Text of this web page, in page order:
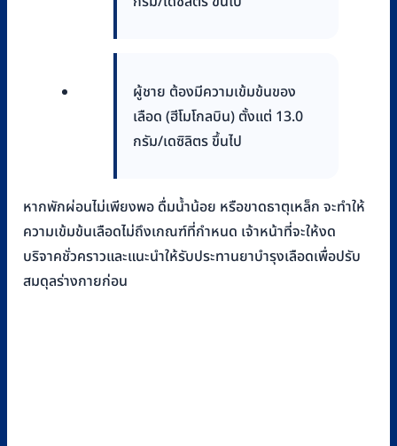
ผู้ชาย ต้องมีความเข้มข้นของ
เลือด (ฮีโมโกลบิน) ตั้งแต่ 13.0
กรัม/เดซิลิตร ขึ้นไป
หากพักผ่อนไม่เพียงพอ ดื่มน้ำน้อย หรือขาดธาตุเหล็ก จะทำให้
ความเข้มข้นเลือดไม่ถึงเกณฑ์ที่กำหนด เจ้าหน้าที่จะให้งด
บริจาคชั่วคราวและแนะนำให้รับประทานยาบำรุงเลือดเพื่อปรับ
สมดุลร่างกายก่อน